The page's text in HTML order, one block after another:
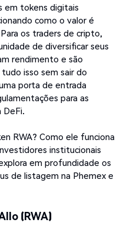
em tokens digitais
como o valor é
os traders de cripto,
de diversificar seus
rendimento e são
isso sem sair do
porta de entrada
para as
DeFi.
RWA? Como ele funciona
institucionais
em profundidade os
de listagem na Phemex e
(RWA)